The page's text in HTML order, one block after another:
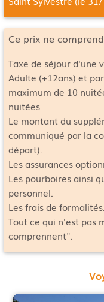
Ce prix ne
Taxe de séjour d'une
Adulte (+12ans) et
maximum de 10
nuitées
Le montant du
communiqué par la
départ).
Les assurances
Les pourboires ainsi
personnel.
Les frais de formalités.
Tout ce qui n'est pas
comprennent".